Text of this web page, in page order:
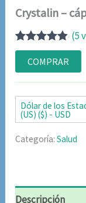
Crystalin –
Valorado
con4.80de
5 en base
a
5
de clientes
(5
COMPRAR
Dólar de los
(US) ($) - USD
Categoría:Salud
Descripción